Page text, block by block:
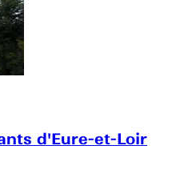
d'Eure-et-Loir